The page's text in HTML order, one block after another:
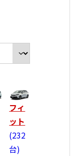
フィ
ット
232
台